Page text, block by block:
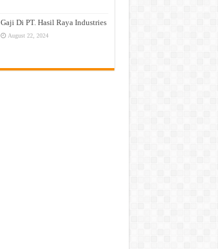
Gaji Di PT. Hasil Raya Industries
August 22, 2024